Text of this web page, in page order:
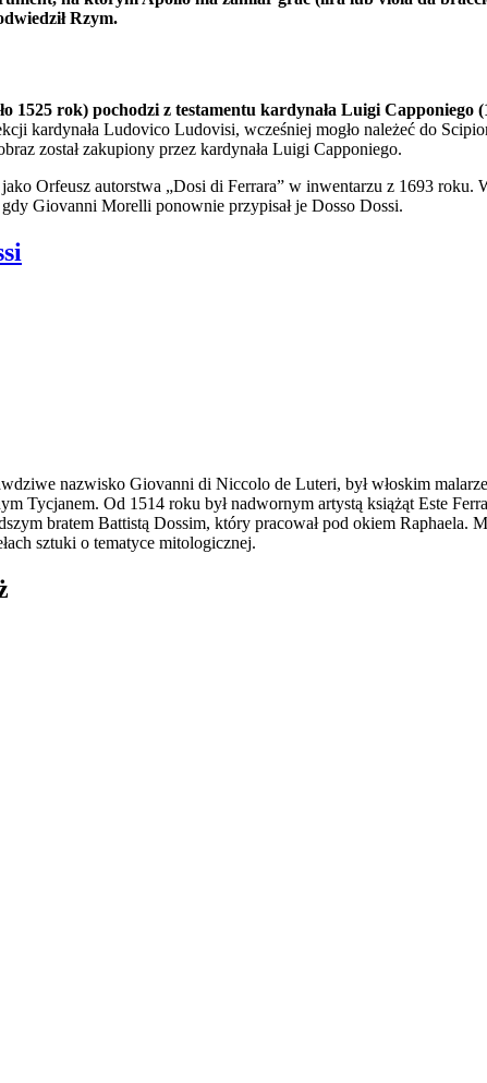
Rzym.
1525 rok) pochodzi z testamentu kardynała Luigi
kardynała Ludovico Ludovisi, wcześniej mogło należeć do
został zakupiony przez kardynała Luigi Capponiego.
Orfeusz autorstwa „Dosi di Ferrara” w inwentarzu z 1693
gdy Giovanni Morelli ponownie przypisał je Dosso Dossi.
nazwisko Giovanni di Niccolo de Luteri, był włoskim
Tycjanem. Od 1514 roku był nadwornym artystą książąt Este
bratem Battistą Dossim, który pracował pod okiem
sztuki o tematyce mitologicznej.